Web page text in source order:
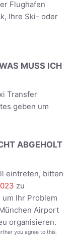
Flughafen
Ihre Ski- oder
MUSS ICH
Transfer
geben um
ABGEHOLT
eintreten, bitten
zu
Ihr Problem
Airport
organisieren.
you agree to this.